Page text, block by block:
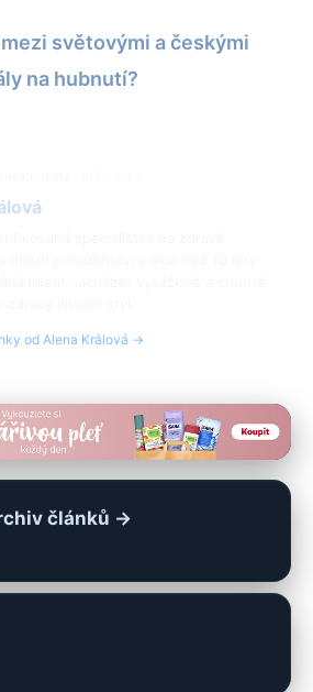
světovými a českými
na hubnutí?
od Alena Králová →
článků →